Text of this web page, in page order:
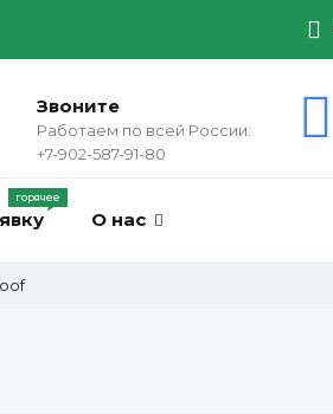
Звоните
Работаем по всей России:
+7-902-587-91-80
О нас